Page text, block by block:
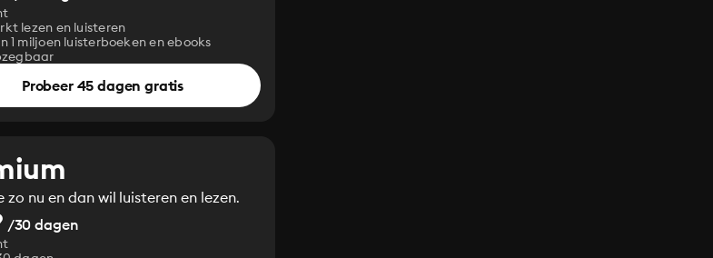
lezen en luisteren
1 miljoen luisterboeken en ebooks
Probeer 45 dagen gratis
zo nu en dan wil luisteren en lezen.
/30 dagen